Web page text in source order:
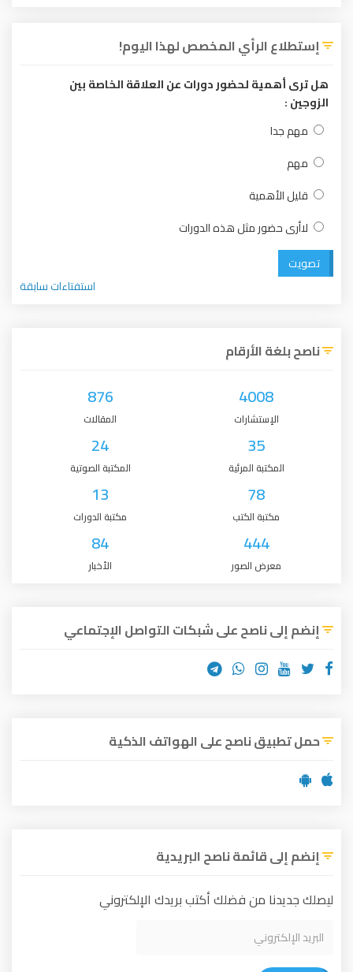
إستطلاع الرأي المخصص لهذا اليوم!
هل ترى أهمية لحضور دورات عن العلاقة الخاصة بين
الزوجين :
مهم جدا
مهم
قليل الأهمية
لاأرى حضور مثل هذه الدورات
تصويت
استفتاءات سابقة
ناصح بلغة الأرقام
4008
الإستشارات
876
المقالات
35
المكتبة المرئية
24
المكتبة الصوتية
78
مكتبة الكتب
13
مكتبة الدورات
444
معرض الصور
84
الأخبار
إنضم إلى ناصح على شبكات التواصل الإجتماعي
حمل تطبيق ناصح على الهواتف الذكية
إنضم إلى قائمة ناصح البريدية
ليصلك جديدنا من فضلك أكتب بريدك الإلكتروني